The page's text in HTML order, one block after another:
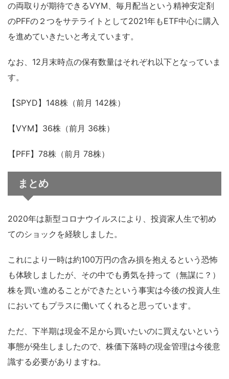
の両取りが期待できるVYM、毎月配当という精神安定剤
のPFFの２つをサテライトとして2021年もETF中心に購入
を進めていきたいと考えています。
なお、12月末時点の保有数量はそれぞれ以下となっていま
す。
【SPYD】148株（前月 142株）
【VYM】36株（前月 36株）
【PFF】78株（前月 78株）
まとめ
2020年は新型コロナウイルスにより、投資家人生で初め
てのショックを経験しました。
これにより一時は約100万円の含み損を抱えるという恐怖
も体験しましたが、その中でも勇気を持って（無謀に？）
株を買い進めることができたという事実は今後の投資人生
においてもプラスに働いてくれると思っています。
ただ、下半期は現金不足から買いたいのに買えないという
事態が発生しましたので、株価下落時の現金管理は今後意
識する必要がありますね。